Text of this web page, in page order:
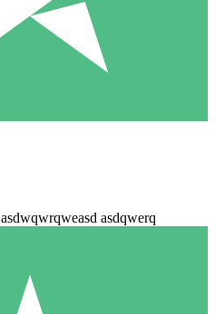
asdwqwrqweasd asdqwerq